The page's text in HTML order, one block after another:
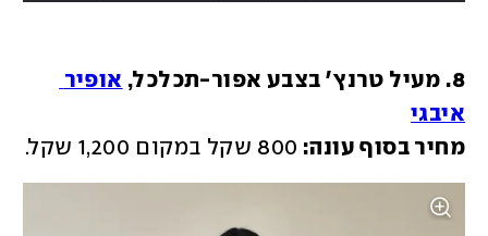
8. מעיל טרנץ' בצבע אפור-תכלכל,
איבגי
מחיר בסוף עונה: 800 שקל במקום 1,200 שקל.